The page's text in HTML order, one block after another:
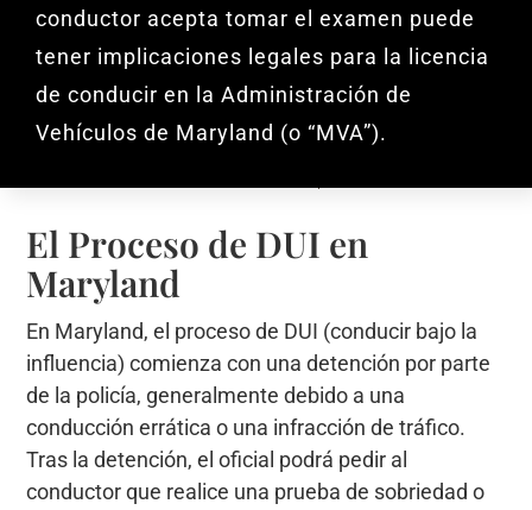
conductor acepta tomar el examen puede
tener implicaciones legales para la licencia
de conducir en la Administración de
Vehículos de Maryland (o “MVA”).
El Proceso de DUI en
Maryland
En Maryland, el proceso de DUI (conducir bajo la
influencia) comienza con una detención por parte
de la policía, generalmente debido a una
conducción errática o una infracción de tráfico.
Tras la detención, el oficial podrá pedir al
conductor que realice una prueba de sobriedad o